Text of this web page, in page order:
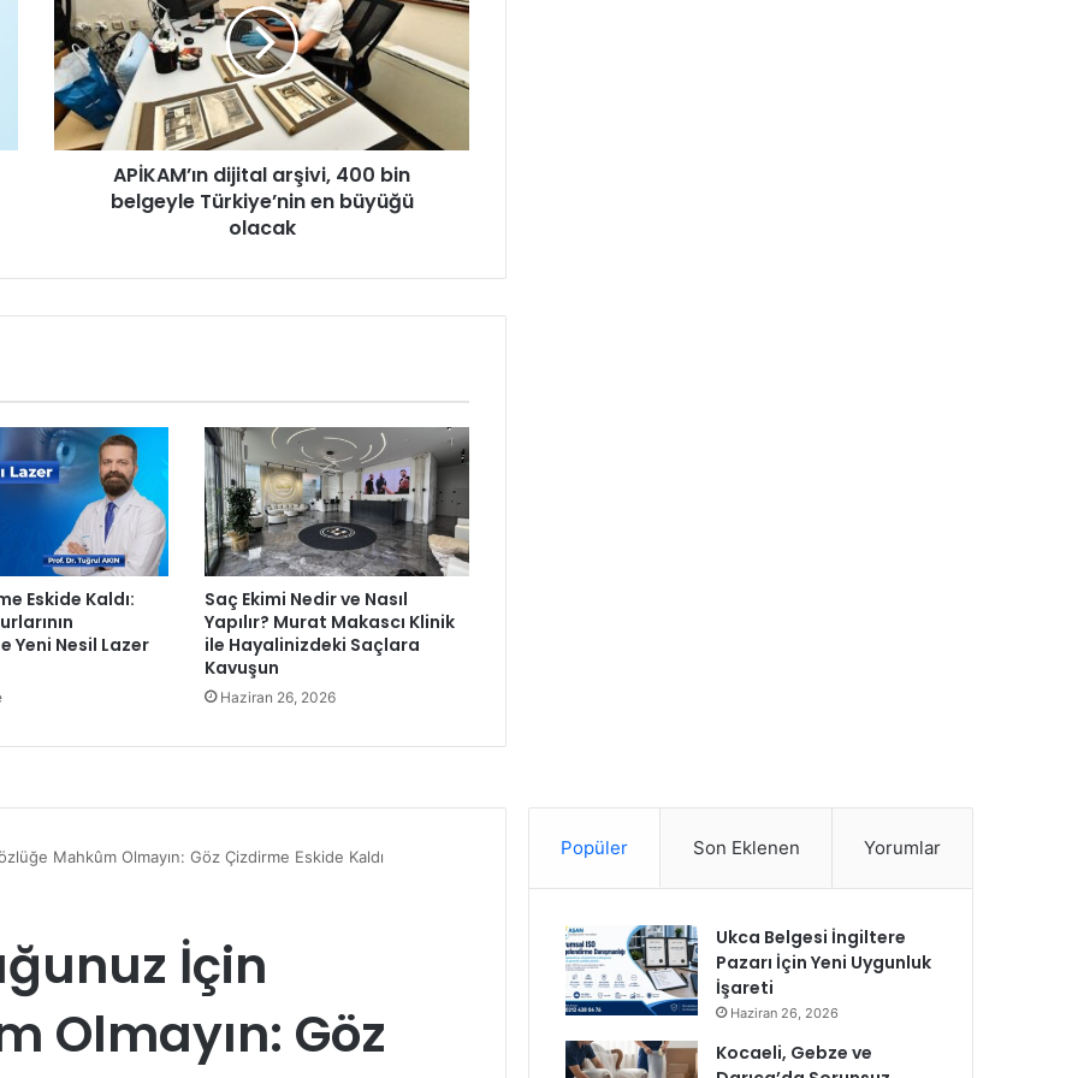
A
M
’
ı
n
t
ş
i
v
i
,
0
0
b
i
n
y
e
i
e
APİKAM’ın dijital arşivi, 400 bin
belgeyle Türkiye’nin en büyüğü
olacak
Eskide Kaldı:
Yeni Nesil Lazer
Saç Ekimi Nedir ve Nasıl
Yapılır? Murat Makascı Klinik
ile Hayalinizdeki Saçlara
Kavuşun
Haziran 26, 2026